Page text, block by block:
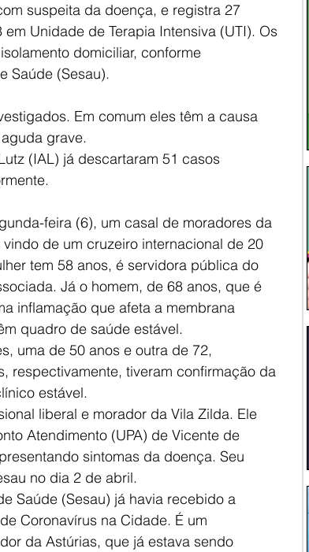
suspeita da doença, e registra 27
Unidade de Terapia Intensiva (UTI). Os
domiciliar, conforme
Saúde (Sesau).
Em comum eles têm a causa
grave.
(IAL) já descartaram 51 casos
feira (6), um casal de moradores da
de um cruzeiro internacional de 20
tem 58 anos, é servidora pública do
Já o homem, de 68 anos, que é
inflamação que afeta a membrana
quadro de saúde estável.
uma de 50 anos e outra de 72,
respectivamente, tiveram confirmação da
estável.
liberal e morador da Vila Zilda. Ele
Atendimento (UPA) de Vicente de
sintomas da doença. Seu
no dia 2 de abril.
Saúde (Sesau) já havia recebido a
Coronavírus na Cidade. É um
da Astúrias, que já estava sendo